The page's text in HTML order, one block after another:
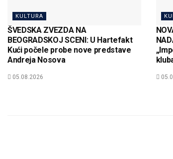
KULTURA
ŠVEDSKA ZVEZDA NA
BEOGRADSKOJ SCENI: U Hartefakt
Kući počele probe nove predstave
Andreja Nosova
05.08.2026